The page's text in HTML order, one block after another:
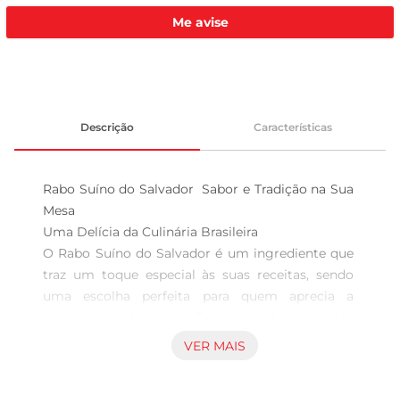
Me avise
Descrição Características
Rabo Suíno do Salvador  Sabor e Tradição na Sua
Mesa
Uma Delícia da Culinária Brasileira
O Rabo Suíno do Salvador é um ingrediente que
traz um toque especial às suas receitas, sendo
uma escolha perfeita para quem aprecia a
e uma textura única, ele é ideal para preparar
VER MAIS